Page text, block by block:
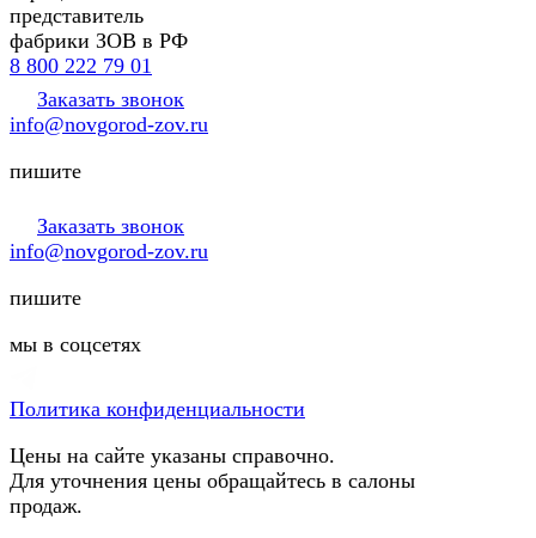
представитель
фабрики ЗОВ в РФ
8 800 222 79 01
Заказать звонок
info@novgorod-zov.ru
пишите
Заказать звонок
info@novgorod-zov.ru
пишите
мы в соцсетях
Политика конфиденциальности
Цены на сайте указаны справочно.
Для уточнения цены обращайтесь в салоны
продаж.